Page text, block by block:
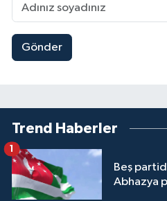
Gönder
Trend Haberler
Beş
Abhazya
1